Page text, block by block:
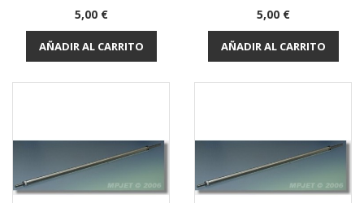
Precio
5,00 €
AÑADIR AL CARRITO
Precio
5,00 €
AÑADIR AL CARRITO